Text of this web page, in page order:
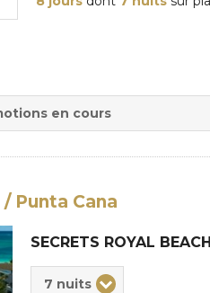
en cours
Punta Cana
SECRETS ROYAL
7 nuits